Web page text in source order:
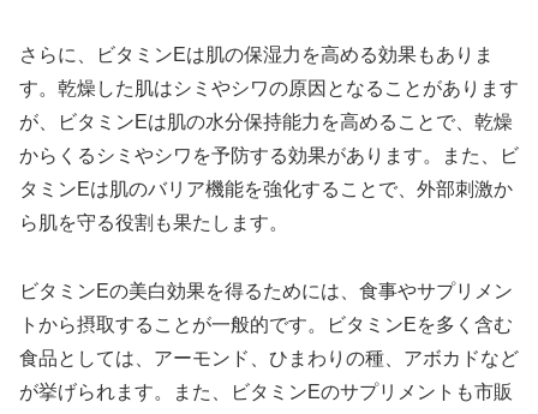
さらに、ビタミンEは肌の保湿力を高める効果もありま
す。乾燥した肌はシミやシワの原因となることがあります
が、ビタミンEは肌の水分保持能力を高めることで、乾燥
からくるシミやシワを予防する効果があります。また、ビ
タミンEは肌のバリア機能を強化することで、外部刺激か
ら肌を守る役割も果たします。
ビタミンEの美白効果を得るためには、食事やサプリメン
トから摂取することが一般的です。ビタミンEを多く含む
食品としては、アーモンド、ひまわりの種、アボカドなど
が挙げられます。また、ビタミンEのサプリメントも市販